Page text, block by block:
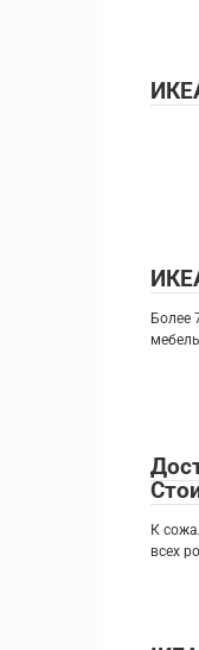
Более
К
всех